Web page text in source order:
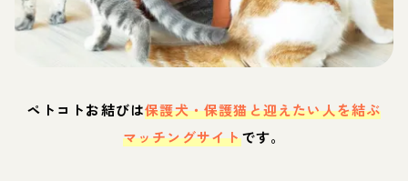
ペトコトお結びは保護犬・保護猫と迎えたい人を結ぶ
マッチングサイトです。